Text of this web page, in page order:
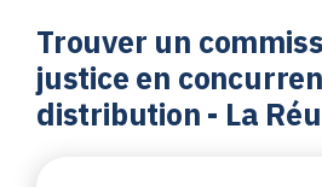
Trouver un
justice en
distribution - La